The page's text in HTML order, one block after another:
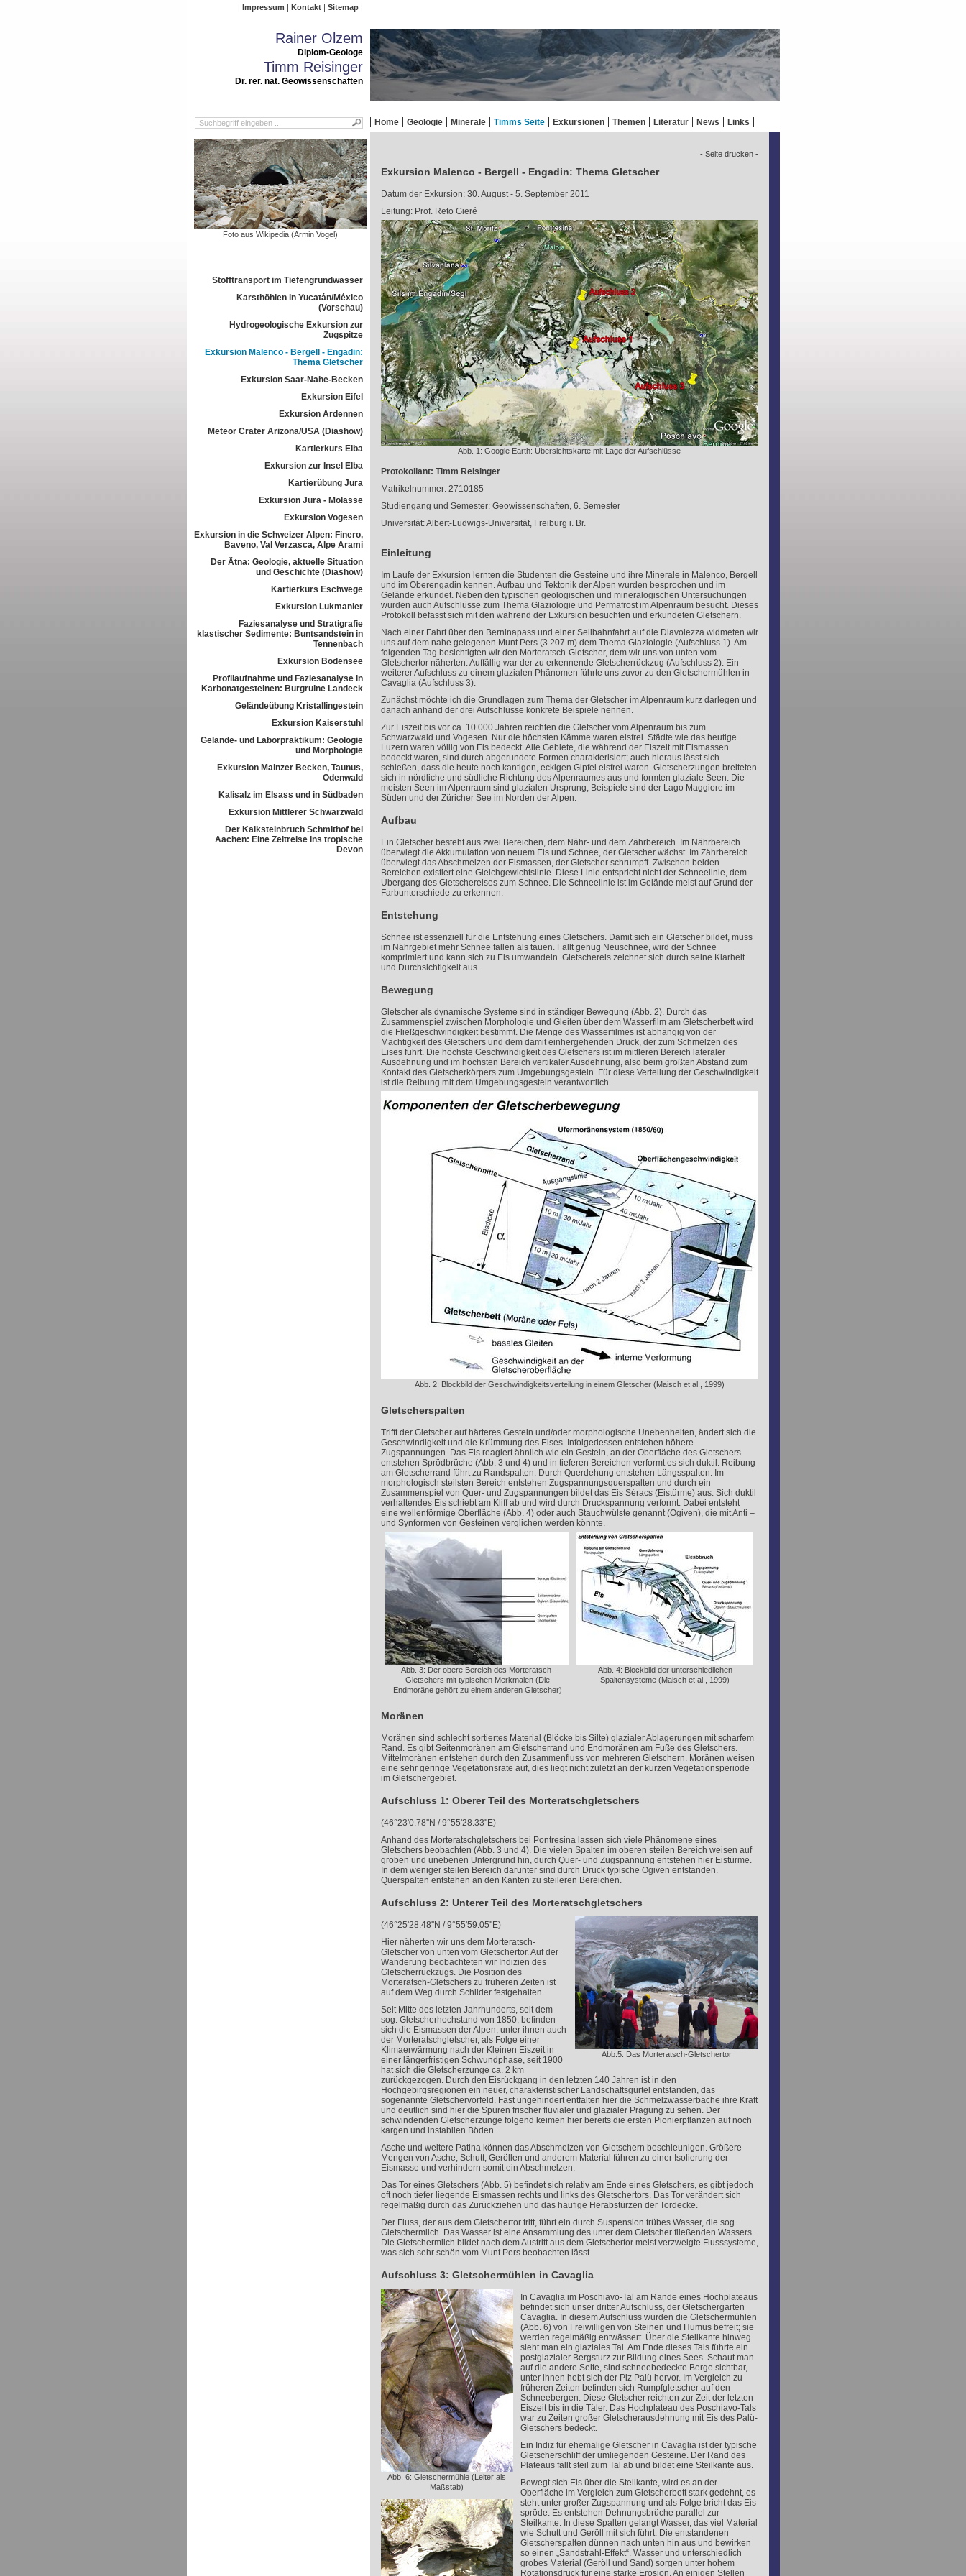
Impressum Kontakt Sitemap
Rainer Olzem
Diplom-Geologe
Timm Reisinger
Dr. rer. nat. Geowissenschaften
Home Geologie Minerale Timms Seite Exkursionen Themen Literatur News Links
Foto aus Wikipedia (Armin Vogel)
Stofftransport im Tiefengrundwasser
Karsthöhlen in Yucatán/México
(Vorschau)
Hydrogeologische Exkursion zur
Zugspitze
Exkursion Malenco - Bergell - Engadin:
Thema Gletscher
Exkursion Saar-Nahe-Becken
Exkursion Eifel
Exkursion Ardennen
Meteor Crater Arizona/USA (Diashow)
Kartierkurs Elba
Exkursion zur Insel Elba
Kartierübung Jura
Exkursion Jura - Molasse
Exkursion Vogesen
Exkursion in die Schweizer Alpen: Finero,
Baveno, Val Verzasca, Alpe Arami
Der Ätna: Geologie, aktuelle Situation
und Geschichte (Diashow)
Kartierkurs Eschwege
Exkursion Lukmanier
Faziesanalyse und Stratigrafie
klastischer Sedimente: Buntsandstein in
Tennenbach
Exkursion Bodensee
Profilaufnahme und Faziesanalyse in
Karbonatgesteinen: Burgruine Landeck
Geländeübung Kristallingestein
Exkursion Kaiserstuhl
Gelände- und Laborpraktikum: Geologie
und Morphologie
Exkursion Mainzer Becken, Taunus,
Odenwald
Kalisalz im Elsass und in Südbaden
Exkursion Mittlerer Schwarzwald
Der Kalksteinbruch Schmithof bei
Aachen: Eine Zeitreise ins tropische
Devon
- Seite drucken -
Exkursion Malenco - Bergell - Engadin: Thema Gletscher
Datum der Exkursion: 30. August - 5. September 2011
Leitung: Prof. Reto Gieré
Abb. 1: Google Earth: Übersichtskarte mit Lage der Aufschlüsse
Protokollant: Timm Reisinger
Matrikelnummer: 2710185
Studiengang und Semester: Geowissenschaften, 6. Semester
Universität: Albert-Ludwigs-Universität, Freiburg i. Br.
Einleitung
Im Laufe der Exkursion lernten die Studenten die Gesteine und ihre Minerale in Malenco, Bergell
und im Oberengadin kennen. Aufbau und Tektonik der Alpen wurden besprochen und im
Gelände erkundet. Neben den typischen geologischen und mineralogischen Untersuchungen
wurden auch Aufschlüsse zum Thema Glaziologie und Permafrost im Alpenraum besucht. Dieses
Protokoll befasst sich mit den während der Exkursion besuchten und erkundeten Gletschern.
Nach einer Fahrt über den Berninapass und einer Seilbahnfahrt auf die Diavolezza widmeten wir
uns auf dem nahe gelegenen Munt Pers (3.207 m) dem Thema Glaziologie (Aufschluss 1). Am
folgenden Tag besichtigten wir den Morteratsch-Gletscher, dem wir uns von unten vom
Gletschertor näherten. Auffällig war der zu erkennende Gletscherrückzug (Aufschluss 2). Ein
weiterer Aufschluss zu einem glazialen Phänomen führte uns zuvor zu den Gletschermühlen in
Cavaglia (Aufschluss 3).
Zunächst möchte ich die Grundlagen zum Thema der Gletscher im Alpenraum kurz darlegen und
danach anhand der drei Aufschlüsse konkrete Beispiele nennen.
Zur Eiszeit bis vor ca. 10.000 Jahren reichten die Gletscher vom Alpenraum bis zum
Schwarzwald und Vogesen. Nur die höchsten Kämme waren eisfrei. Städte wie das heutige
Luzern waren völlig von Eis bedeckt. Alle Gebiete, die während der Eiszeit mit Eismassen
bedeckt waren, sind durch abgerundete Formen charakterisiert; auch hieraus lässt sich
schießen, dass die heute noch kantigen, eckigen Gipfel eisfrei waren. Gletscherzungen breiteten
sich in nördliche und südliche Richtung des Alpenraumes aus und formten glaziale Seen. Die
meisten Seen im Alpenraum sind glazialen Ursprung, Beispiele sind der Lago Maggiore im
Süden und der Züricher See im Norden der Alpen.
Aufbau
Ein Gletscher besteht aus zwei Bereichen, dem Nähr- und dem Zährbereich. Im Nährbereich
überwiegt die Akkumulation von neuem Eis und Schnee, der Gletscher wächst. Im Zährbereich
überwiegt das Abschmelzen der Eismassen, der Gletscher schrumpft. Zwischen beiden
Bereichen existiert eine Gleichgewichtslinie. Diese Linie entspricht nicht der Schneelinie, dem
Übergang des Gletschereises zum Schnee. Die Schneelinie ist im Gelände meist auf Grund der
Farbunterschiede zu erkennen.
Entstehung
Schnee ist essenziell für die Entstehung eines Gletschers. Damit sich ein Gletscher bildet, muss
im Nährgebiet mehr Schnee fallen als tauen. Fällt genug Neuschnee, wird der Schnee
komprimiert und kann sich zu Eis umwandeln. Gletschereis zeichnet sich durch seine Klarheit
und Durchsichtigkeit aus.
Bewegung
Gletscher als dynamische Systeme sind in ständiger Bewegung (Abb. 2). Durch das
Zusammenspiel zwischen Morphologie und Gleiten über dem Wasserfilm am Gletscherbett wird
die Fließgeschwindigkeit bestimmt. Die Menge des Wasserfilmes ist abhängig von der
Mächtigkeit des Gletschers und dem damit einhergehenden Druck, der zum Schmelzen des
Eises führt. Die höchste Geschwindigkeit des Gletschers ist im mittleren Bereich lateraler
Ausdehnung und im höchsten Bereich vertikaler Ausdehnung, also beim größten Abstand zum
Kontakt des Gletscherkörpers zum Umgebungsgestein. Für diese Verteilung der Geschwindigkeit
ist die Reibung mit dem Umgebungsgestein verantwortlich.
Abb. 2: Blockbild der Geschwindigkeitsverteilung in einem Gletscher (Maisch et al., 1999)
Gletscherspalten
Trifft der Gletscher auf härteres Gestein und/oder morphologische Unebenheiten, ändert sich die
Geschwindigkeit und die Krümmung des Eises. Infolgedessen entstehen höhere
Zugspannungen. Das Eis reagiert ähnlich wie ein Gestein, an der Oberfläche des Gletschers
entstehen Sprödbrüche (Abb. 3 und 4) und in tieferen Bereichen verformt es sich duktil. Reibung
am Gletscherrand führt zu Randspalten. Durch Querdehung entstehen Längsspalten. Im
morphologisch steilsten Bereich entstehen Zugspannungsquerspalten und durch ein
Zusammenspiel von Quer- und Zugspannungen bildet das Eis Séracs (Eistürme) aus. Sich duktil
verhaltendes Eis schiebt am Kliff ab und wird durch Druckspannung verformt. Dabei entsteht
eine wellenförmige Oberfläche (Abb. 4) oder auch Stauchwülste genannt (Ogiven), die mit Anti –
und Synformen von Gesteinen verglichen werden könnte.
Abb. 3: Der obere Bereich des Morteratsch-
Gletschers mit typischen Merkmalen (Die
Endmoräne gehört zu einem anderen Gletscher)
Abb. 4: Blockbild der unterschiedlichen
Spaltensysteme (Maisch et al., 1999)
Moränen
Moränen sind schlecht sortiertes Material (Blöcke bis Silte) glazialer Ablagerungen mit scharfem
Rand. Es gibt Seitenmoränen am Gletscherrand und Endmoränen am Fuße des Gletschers.
Mittelmoränen entstehen durch den Zusammenfluss von mehreren Gletschern. Moränen weisen
eine sehr geringe Vegetationsrate auf, dies liegt nicht zuletzt an der kurzen Vegetationsperiode
im Gletschergebiet.
Aufschluss 1: Oberer Teil des Morteratschgletschers
(46°23'0.78''N / 9°55'28.33''E)
Anhand des Morteratschgletschers bei Pontresina lassen sich viele Phänomene eines
Gletschers beobachten (Abb. 3 und 4). Die vielen Spalten im oberen steilen Bereich weisen auf
groben und unebenen Untergrund hin, durch Quer- und Zugspannung entstehen hier Eistürme.
In dem weniger steilen Bereich darunter sind durch Druck typische Ogiven entstanden.
Querspalten entstehen an den Kanten zu steileren Bereichen.
Aufschluss 2: Unterer Teil des Morteratschgletschers
Abb.5: Das Morteratsch-Gletschertor
(46°25'28.48''N / 9°55'59.05''E)
Hier näherten wir uns dem Morteratsch-
Gletscher von unten vom Gletschertor. Auf der
Wanderung beobachteten wir Indizien des
Gletscherrückzugs. Die Position des
Morteratsch-Gletschers zu früheren Zeiten ist
auf dem Weg durch Schilder festgehalten.
Seit Mitte des letzten Jahrhunderts, seit dem
sog. Gletscherhochstand von 1850, befinden
sich die Eismassen der Alpen, unter ihnen auch
der Morteratschgletscher, als Folge einer
Klimaerwärmung nach der Kleinen Eiszeit in
einer längerfristigen Schwundphase, seit 1900
hat sich die Gletscherzunge ca. 2 km
zurückgezogen. Durch den Eisrückgang in den letzten 140 Jahren ist in den
Hochgebirgsregionen ein neuer, charakteristischer Landschaftsgürtel entstanden, das
sogenannte Gletschervorfeld. Fast ungehindert entfalten hier die Schmelzwasserbäche ihre Kraft
und deutlich sind hier die Spuren frischer fluvialer und glazialer Prägung zu sehen. Der
schwindenden Gletscherzunge folgend keimen hier bereits die ersten Pionierpflanzen auf noch
kargen und instabilen Böden.
Asche und weitere Patina können das Abschmelzen von Gletschern beschleunigen. Größere
Mengen von Asche, Schutt, Geröllen und anderem Material führen zu einer Isolierung der
Eismasse und verhindern somit ein Abschmelzen.
Das Tor eines Gletschers (Abb. 5) befindet sich relativ am Ende eines Gletschers, es gibt jedoch
oft noch tiefer liegende Eismassen rechts und links des Gletschertors. Das Tor verändert sich
regelmäßig durch das Zurückziehen und das häufige Herabstürzen der Tordecke.
Der Fluss, der aus dem Gletschertor tritt, führt ein durch Suspension trübes Wasser, die sog.
Gletschermilch. Das Wasser ist eine Ansammlung des unter dem Gletscher fließenden Wassers.
Die Gletschermilch bildet nach dem Austritt aus dem Gletschertor meist verzweigte Flusssysteme,
was sich sehr schön vom Munt Pers beobachten lässt.
Aufschluss 3: Gletschermühlen in Cavaglia
Abb. 6: Gletschermühle (Leiter als
Maßstab)
In Cavaglia im Poschiavo-Tal am Rande eines Hochplateaus
befindet sich unser dritter Aufschluss, der Gletschergarten
Cavaglia. In diesem Aufschluss wurden die Gletschermühlen
(Abb. 6) von Freiwilligen von Steinen und Humus befreit; sie
werden regelmäßig entwässert. Über die Steilkante hinweg
sieht man ein glaziales Tal. Am Ende dieses Tals führte ein
postglazialer Bergsturz zur Bildung eines Sees. Schaut man
auf die andere Seite, sind schneebedeckte Berge sichtbar,
unter ihnen hebt sich der Piz Palü hervor. Im Vergleich zu
früheren Zeiten befinden sich Rumpfgletscher auf den
Schneebergen. Diese Gletscher reichten zur Zeit der letzten
Eiszeit bis in die Täler. Das Hochplateau des Poschiavo-Tals
war zu Zeiten großer Gletscherausdehnung mit Eis des Palü-
Gletschers bedeckt.
Ein Indiz für ehemalige Gletscher in Cavaglia ist der typische
Gletscherschliff der umliegenden Gesteine. Der Rand des
Plateaus fällt steil zum Tal ab und bildet eine Steilkante aus.
Bewegt sich Eis über die Steilkante, wird es an der
Oberfläche im Vergleich zum Gletscherbett stark gedehnt, es
steht unter großer Zugspannung und als Folge bricht das Eis
spröde. Es entstehen Dehnungsbrüche parallel zur
Steilkante. In diese Spalten gelangt Wasser, das viel Material
wie Schutt und Geröll mit sich führt. Die entstandenen
Gletscherspalten dünnen nach unten hin aus und bewirken
so einen „Sandstrahl-Effekt“. Wasser und unterschiedlich
grobes Material (Geröll und Sand) sorgen unter hohem
Rotationsdruck für eine starke Erosion. An einigen Stellen